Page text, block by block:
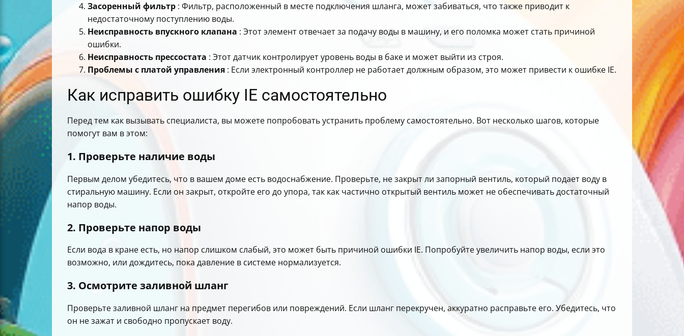
Засоренный фильтр : Фильтр, расположенный в месте подключения шланга, может забиваться, что также приводит к
недостаточному поступлению воды.
Неисправность впускного клапана : Этот элемент отвечает за подачу воды в машину, и его поломка может стать причиной
ошибки.
Неисправность прессостата : Этот датчик контролирует уровень воды в баке и может выйти из строя.
Проблемы с платой управления : Если электронный контроллер не работает должным образом, это может привести к ошибке IE.
Как исправить ошибку IE самостоятельно
Перед тем как вызывать специалиста, вы можете попробовать устранить проблему самостоятельно. Вот несколько шагов, которые
помогут вам в этом:
1. Проверьте наличие воды
Первым делом убедитесь, что в вашем доме есть водоснабжение. Проверьте, не закрыт ли запорный вентиль, который подает воду в
стиральную машину. Если он закрыт, откройте его до упора, так как частично открытый вентиль может не обеспечивать достаточный
напор воды.
2. Проверьте напор воды
Если вода в кране есть, но напор слишком слабый, это может быть причиной ошибки IE. Попробуйте увеличить напор воды, если это
возможно, или дождитесь, пока давление в системе нормализуется.
3. Осмотрите заливной шланг
Проверьте заливной шланг на предмет перегибов или повреждений. Если шланг перекручен, аккуратно расправьте его. Убедитесь, что
он не зажат и свободно пропускает воду.